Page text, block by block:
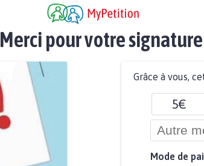
Merci pour votre
Grâce à vous,
5€
Mode de